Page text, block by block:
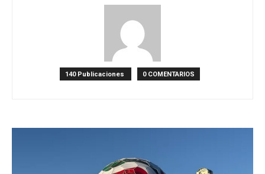
140 Publicaciones 0 COMENTARIOS